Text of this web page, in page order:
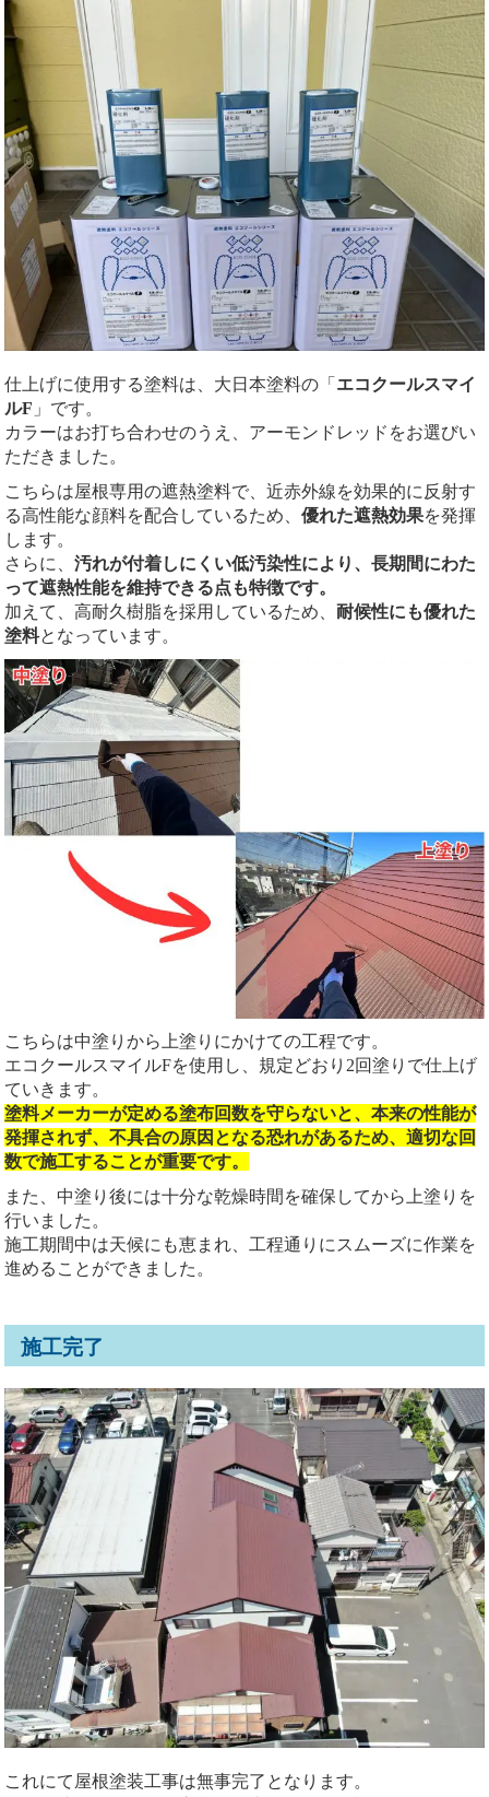
仕上げに使用する塗料は、大日本塗料の「 エコクールスマイ
ルF 」です。
カラーはお打ち合わせのうえ、アーモンドレッドをお選びい
ただきました。
こちらは屋根専用の遮熱塗料で、近赤外線を効果的に反射す
る高性能な顔料を配合しているため、優れた遮熱効果を発揮
します。
さらに、汚れが付着しにくい低汚染性により、長期間にわた
って遮熱性能を維持できる点も特徴です。
加えて、高耐久樹脂を採用しているため、耐候性にも優れた
塗料となっています。
こちらは中塗りから上塗りにかけての工程です。
エコクールスマイルFを使用し、規定どおり2回塗りで仕上げ
ていきます。
塗料メーカーが定める塗布回数を守らないと、本来の性能が
発揮されず、不具合の原因となる恐れがあるため、適切な回
数で施工することが重要です。
また、中塗り後には十分な乾燥時間を確保してから上塗りを
行いました。
施工期間中は天候にも恵まれ、工程通りにスムーズに作業を
進めることができました。
施工完了
これにて屋根塗装工事は無事完了となります。